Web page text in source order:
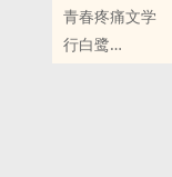
青春疼痛文学
行白鹭